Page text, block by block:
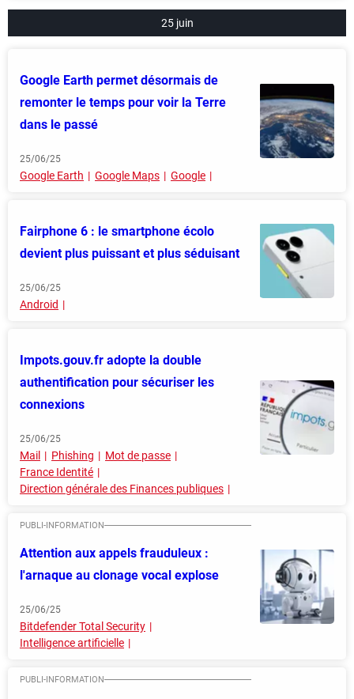
25 juin
Google Earth permet désormais de
remonter le temps pour voir la Terre
dans le passé
25/06/25
Google Earth Google Maps Google
Fairphone 6 : le smartphone écolo
devient plus puissant et plus séduisant
25/06/25
Android
Impots.gouv.fr adopte la double
authentification pour sécuriser les
connexions
25/06/25
Mail Phishing
Mot de passe
France Identité
Direction générale des Finances publiques
Attention aux appels frauduleux :
l'arnaque au clonage vocal explose
25/06/25
Bitdefender Total Security
Intelligence artificielle